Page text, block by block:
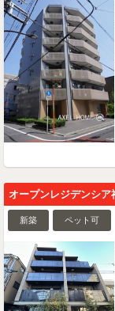
オープンレジデンシア
新築 ペット可